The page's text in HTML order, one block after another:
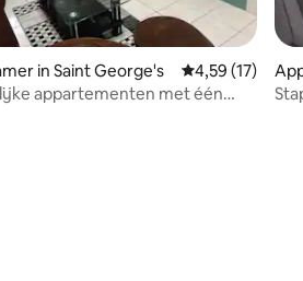
van 4,86 uit 5, 72 recensies
in Saint George's
Gemiddelde
4,59 (17)
appartementen met één
e's